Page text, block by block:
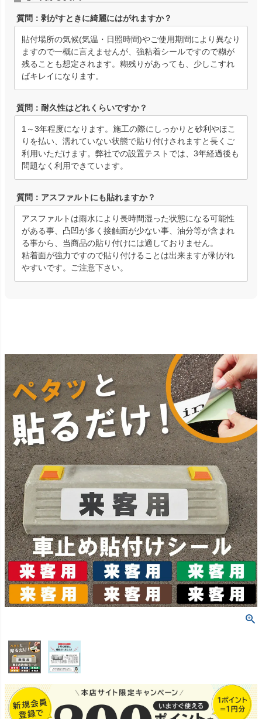
質問：剥がすときに綺麗にはがれますか？
貼付場所の気候(気温・日照時間)やご使用期間により異なり
ますので一概に言えませんが、強粘着シールですので糊が
残ることも想定されます。糊残りがあっても、少しこすれ
ばキレイになります。
質問：耐久性はどれくらいですか？
1～3年程度になります。施工の際にしっかりと砂利やほこ
りを払い、濡れていない状態で貼り付けされますと長くご
利用いただけます。弊社での設置テストでは、3年経過後も
問題なく利用できています。
質問：アスファルトにも貼れますか？
アスファルトは雨水により長時間湿った状態になる可能性
がある事、凸凹が多く接触面が少ない事、油分等が含まれ
る事から、当商品の貼り付けには適しておりません。
粘着面が強力ですので貼り付けることは出来ますが剥がれ
やすいです。ご注意下さい。